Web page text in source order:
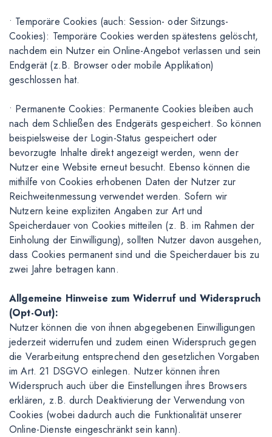
• Temporäre Cookies (auch: Session- oder Sitzungs-
Cookies): Temporäre Cookies werden spätestens gelöscht,
nachdem ein Nutzer ein Online-Angebot verlassen und sein
Endgerät (z.B. Browser oder mobile Applikation)
geschlossen hat.
• Permanente Cookies: Permanente Cookies bleiben auch
nach dem Schließen des Endgeräts gespeichert. So können
beispielsweise der Login-Status gespeichert oder
bevorzugte Inhalte direkt angezeigt werden, wenn der
Nutzer eine Website erneut besucht. Ebenso können die
mithilfe von Cookies erhobenen Daten der Nutzer zur
Reichweitenmessung verwendet werden. Sofern wir
Nutzern keine expliziten Angaben zur Art und
Speicherdauer von Cookies mitteilen (z. B. im Rahmen der
Einholung der Einwilligung), sollten Nutzer davon ausgehen,
dass Cookies permanent sind und die Speicherdauer bis zu
zwei Jahre betragen kann.
Allgemeine Hinweise zum Widerruf und Widerspruch
(Opt-Out):
Nutzer können die von ihnen abgegebenen Einwilligungen
jederzeit widerrufen und zudem einen Widerspruch gegen
die Verarbeitung entsprechend den gesetzlichen Vorgaben
im Art. 21 DSGVO einlegen. Nutzer können ihren
Widerspruch auch über die Einstellungen ihres Browsers
erklären, z.B. durch Deaktivierung der Verwendung von
Cookies (wobei dadurch auch die Funktionalität unserer
Online-Dienste eingeschränkt sein kann).